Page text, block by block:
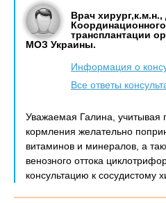
Врач хирург,к.м.н.,
трансплантации
МОЗ Украины.
Информация о
Все ответы
Уважаемая Галина, учитывая
кормления желательно
витаминов и минералов, а
венозного оттока
консультацию к сосудистому